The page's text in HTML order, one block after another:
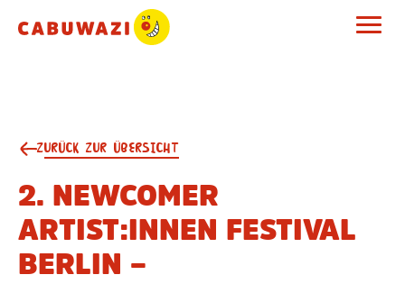
ZURÜCK ZUR ÜBERSICHT
2. NEWCOMER
ARTIST:INNEN FESTIVAL
BERLIN –